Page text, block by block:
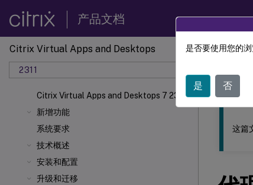
产品文档
Citrix Virtual Apps and Desktops
2311
Citrix Virtual Apps and Desktops 7 2311
新增功能
系统要求
技术概述
安装和配置
升级和迁移
此内容已
这篇
是否要使用您的
是 否